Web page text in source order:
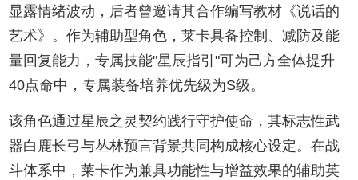
显露情绪波动，后者曾邀请其合作编写教材《说话的
艺术》。作为辅助型角色，莱卡具备控制、减防及能
量回复能力，专属技能"星辰指引"可为己方全体提升
40点命中，专属装备培养优先级为S级。
该角色通过星辰之灵契约践行守护使命，其标志性武
器白鹿长弓与丛林预言背景共同构成核心设定。在战
斗体系中，莱卡作为兼具功能性与增益效果的辅助英